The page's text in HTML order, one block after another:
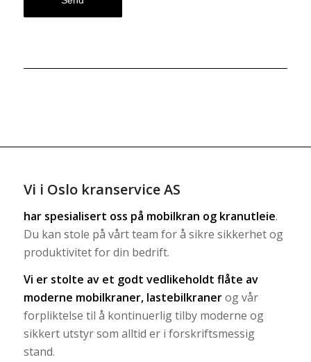
Vi i Oslo kranservice AS
har spesialisert oss på mobilkran og kranutleie.
Du kan stole på vårt team for å sikre sikkerhet og
produktivitet for din bedrift.
Vi er stolte av et godt vedlikeholdt flåte av
moderne mobilkraner, lastebilkranerog vår
forpliktelse til å kontinuerlig tilby moderne og
sikkert utstyr som alltid er i forskriftsmessig
stand.